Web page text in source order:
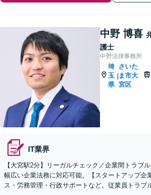
中野 博喜
護士
中野法律事務所
埼
玉
県
|
さいた
ま市大
宮区
IT業界
【大宮駅2分】リーガルチェック／企業間トラブ
幅広い企業法務に対応可能。【スタートアップ企
ス・労務管理・行政サポートなど。従業員トラブ